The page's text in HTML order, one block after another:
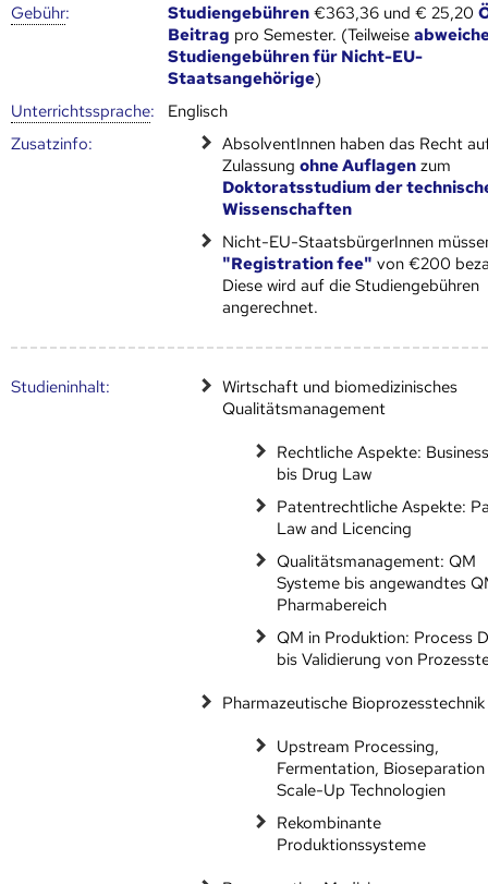
Gebühr: Studiengebühren €363,36 und € 25,20
Beitrag pro Semester. (Teilweise
Studiengebühren für Nicht-EU-
Staatsangehörige)
Unter­richts­sprache:
Englisch
Zusatz­info:
AbsolventInnen haben das Recht
Zulassungohne Auflagen zum
Doktoratsstudium der
Wissenschaften
Nicht-EU-StaatsbürgerInnen
"Registration fee" von €200
Diese wird auf die Studiengebühren
angerechnet.
Studien­inhalt:
Wirtschaft und biomedizinisches
Qualitätsmanagement
Rechtliche Aspekte:
bis Drug Law
Patentrechtliche Aspekte:
Law and Licencing
Qualitätsmanagement: QM
Systeme bis angewandtes
Pharmabereich
QM in Produktion: Process
bis Validierung von
Pharmazeutische Bioprozesstechnik
Upstream Processing,
Fermentation,
Scale-Up Technologien
Rekombinante
Produktionssysteme